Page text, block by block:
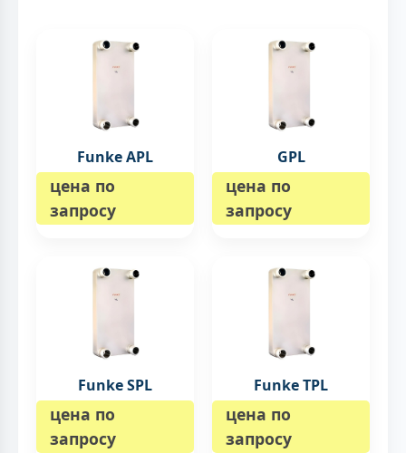
Funke APL
цена по
запросу
GPL
цена по
запросу
Funke SPL
цена по
запросу
Funke TPL
цена по
запросу